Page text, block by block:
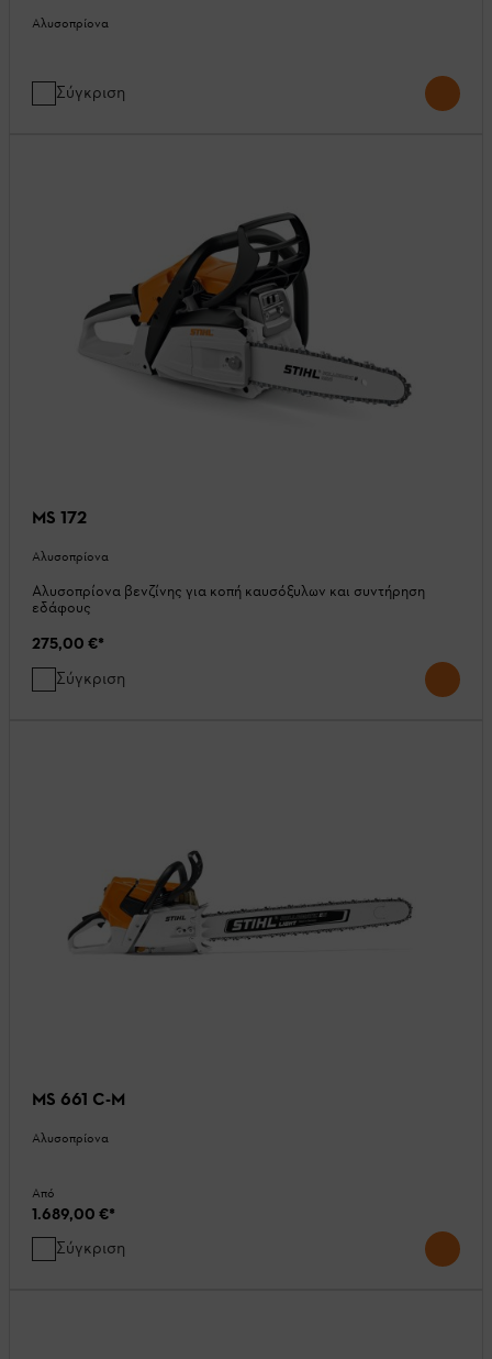
Αλυσοπρίονα
Σύγκριση
MS 172
Αλυσοπρίονα
Αλυσοπρίονα βενζίνης για κοπή καυσόξυλων και συντήρηση
εδάφους
275,00 €*
Σύγκριση
MS 661 C-M
Αλυσοπρίονα
Από
1.689,00 €*
Σύγκριση